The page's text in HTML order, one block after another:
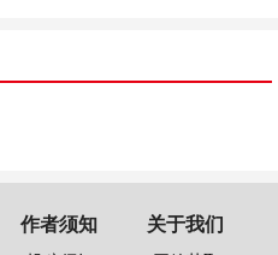
作者须知 关于我们